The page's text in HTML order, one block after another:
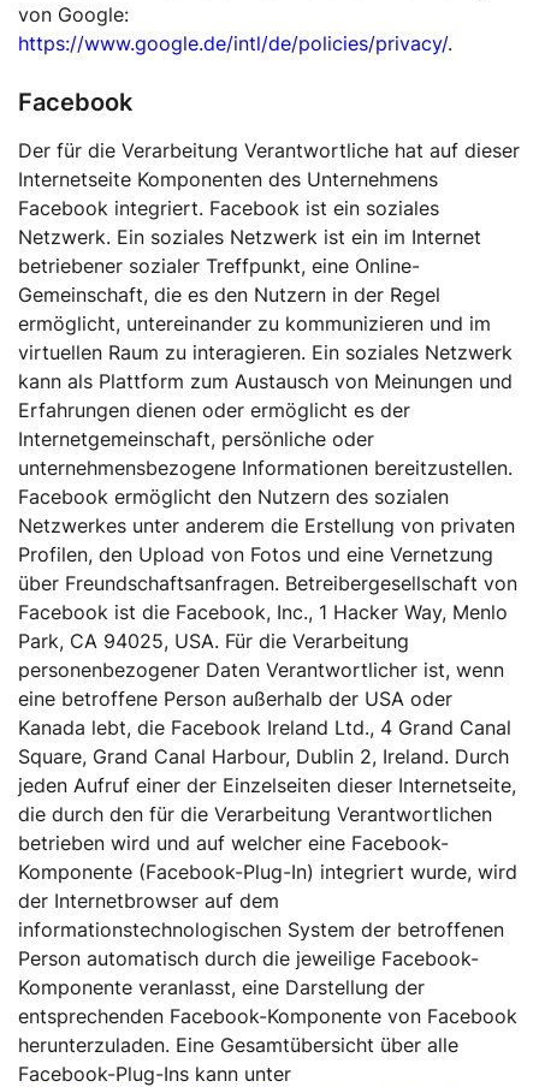
von Google:
https://www.google.de/intl/de/policies/privacy/.
Facebook
Der für die Verarbeitung Verantwortliche hat auf dieser
Internetseite Komponenten des Unternehmens
Facebook integriert. Facebook ist ein soziales
Netzwerk. Ein soziales Netzwerk ist ein im Internet
betriebener sozialer Treffpunkt, eine Online-
Gemeinschaft, die es den Nutzern in der Regel
ermöglicht, untereinander zu kommunizieren und im
virtuellen Raum zu interagieren. Ein soziales Netzwerk
kann als Plattform zum Austausch von Meinungen und
Erfahrungen dienen oder ermöglicht es der
Internetgemeinschaft, persönliche oder
unternehmensbezogene Informationen bereitzustellen.
Facebook ermöglicht den Nutzern des sozialen
Netzwerkes unter anderem die Erstellung von privaten
Profilen, den Upload von Fotos und eine Vernetzung
über Freundschaftsanfragen. Betreibergesellschaft von
Facebook ist die Facebook, Inc., 1 Hacker Way, Menlo
Park, CA 94025, USA. Für die Verarbeitung
personenbezogener Daten Verantwortlicher ist, wenn
eine betroffene Person außerhalb der USA oder
Kanada lebt, die Facebook Ireland Ltd., 4 Grand Canal
Square, Grand Canal Harbour, Dublin 2, Ireland. Durch
jeden Aufruf einer der Einzelseiten dieser Internetseite,
die durch den für die Verarbeitung Verantwortlichen
betrieben wird und auf welcher eine Facebook-
Komponente (Facebook-Plug-In) integriert wurde, wird
der Internetbrowser auf dem
informationstechnologischen System der betroffenen
Person automatisch durch die jeweilige Facebook-
Komponente veranlasst, eine Darstellung der
entsprechenden Facebook-Komponente von Facebook
herunterzuladen. Eine Gesamtübersicht über alle
Facebook-Plug-Ins kann unter